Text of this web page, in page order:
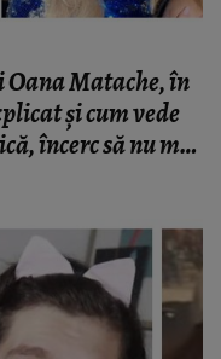
Matache, în
și cum vede
încerc să nu mă